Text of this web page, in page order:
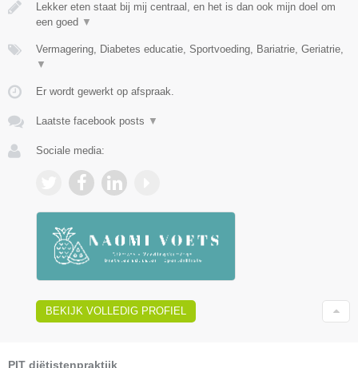
Lekker eten staat bij mij centraal, en het is dan ook mijn doel om
een goed ▼
Vermagering, Diabetes educatie, Sportvoeding, Bariatrie, Geriatrie,
▼
Er wordt gewerkt op afspraak.
Laatste facebook posts ▼
Sociale media:
BEKIJK VOLLEDIG PROFIEL
PIT diëtistenpraktijk